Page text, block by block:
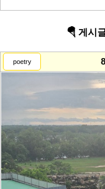
🪂 게시
poetry